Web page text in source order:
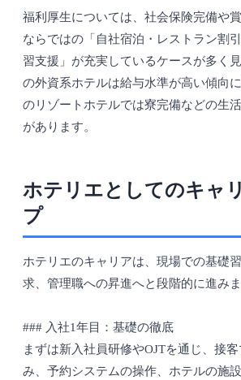
福利厚生については、社会保険完備や
ならではの「自社宿泊・レストラン割
習支援」が充実しているケースが多く
の外資系ホテルは給与水準が高い傾向
のリゾートホテルでは寮完備などの生
があります。
ホテリエとしてのキャ
プ
ホテリエのキャリアは、現場での基礎
求、管理職への昇進へと段階的に進みま
### 入社1年目：基礎の徹底
まずは新入社員研修やOJTを通じ、接
み、予約システムの操作、ホテルの施